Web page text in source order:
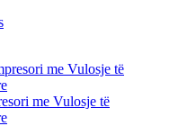
me Vulosje të